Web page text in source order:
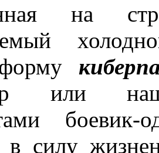
на
или
в силу